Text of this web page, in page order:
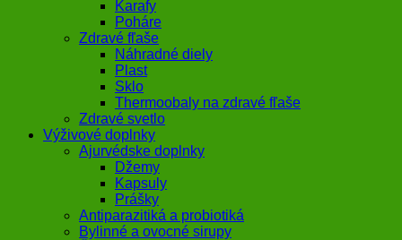
Karafy
Poháre
Zdravé fľaše
Náhradné diely
Plast
Sklo
Thermoobaly na zdravé fľaše
Zdravé svetlo
Výživové doplnky
Ajurvédske doplnky
Džemy
Kapsuly
Prášky
Antiparazitiká a probiotiká
Bylinné a ovocné sirupy